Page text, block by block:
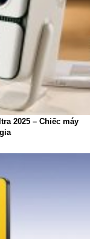
2025 – Chiếc máy